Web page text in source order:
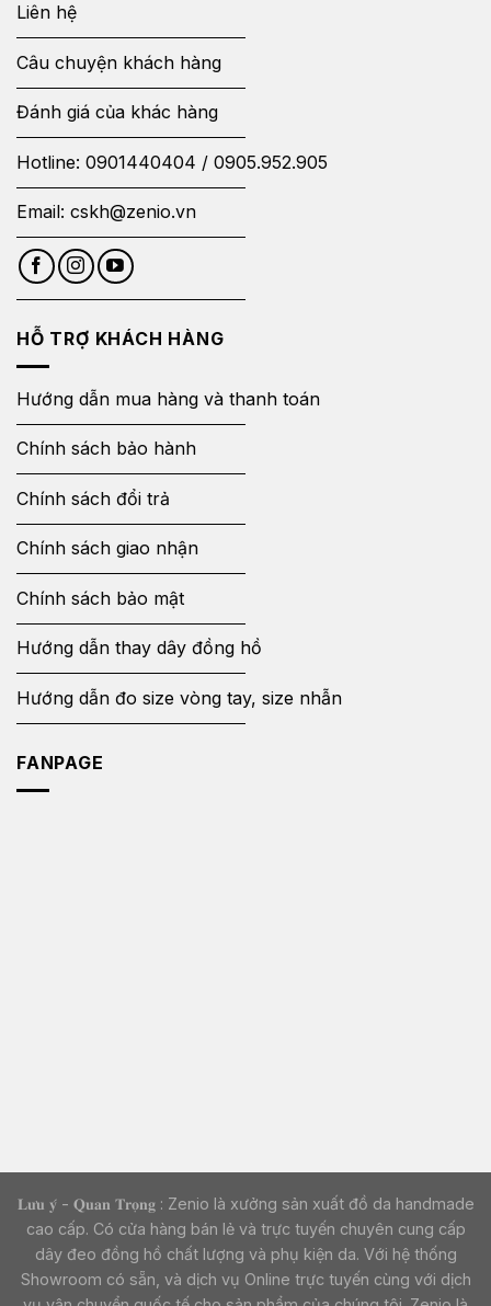
Liên hệ
Câu chuyện khách hàng
Đánh giá của khác hàng
Hotline: 0901440404 / 0905.952.905
Email: cskh@zenio.vn
HỖ TRỢ KHÁCH HÀNG
Hướng dẫn mua hàng và thanh toán
Chính sách bảo hành
Chính sách đổi trả
Chính sách giao nhận
Chính sách bảo mật
Hướng dẫn thay dây đồng hồ
Hướng dẫn đo size vòng tay, size nhẫn
FANPAGE
𝐋𝐮̛𝐮 𝐲́ - 𝐐𝐮𝐚𝐧 𝐓𝐫𝐨̣𝐧𝐠 : Zenio là xưởng sản xuất đồ da handmade
cao cấp. Có cửa hàng bán lẻ và trực tuyến chuyên cung cấp
dây đeo đồng hồ chất lượng và phụ kiện da. Với hệ thống
Showroom có sẵn, và dịch vụ Online trực tuyến cùng với dịch